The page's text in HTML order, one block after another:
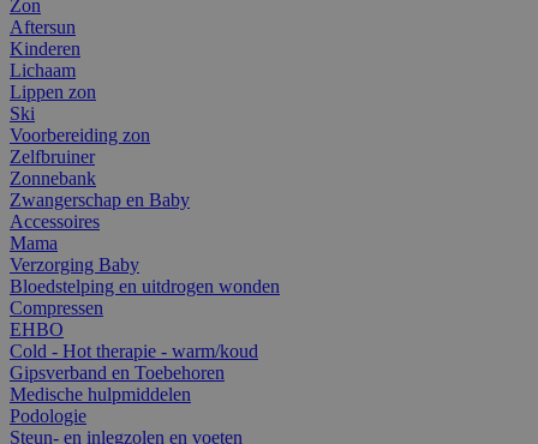
Zon
Aftersun
Kinderen
Lichaam
Lippen zon
Ski
Voorbereiding zon
Zelfbruiner
Zonnebank
Zwangerschap en Baby
Accessoires
Mama
Verzorging Baby
Bloedstelping en uitdrogen wonden
Compressen
EHBO
Cold - Hot therapie - warm/koud
Gipsverband en Toebehoren
Medische hulpmiddelen
Podologie
Steun- en inlegzolen en voeten